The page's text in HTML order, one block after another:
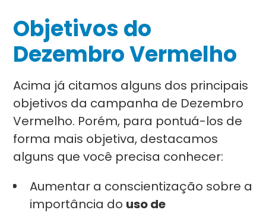
Objetivos do
Dezembro Vermelho
Acima já citamos alguns dos principais
objetivos da campanha de Dezembro
Vermelho. Porém, para pontuá-los de
forma mais objetiva, destacamos
alguns que você precisa conhecer:
Aumentar a conscientização sobre a
importância do uso de